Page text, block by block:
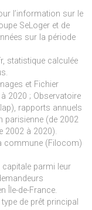
l’information sur le
SeLoger et de
sur la période
statistique calculée
et Fichier
2020 ; Observatoire
rapports annuels
parisienne (de 2002
2002 à 2020).
commune (Filocom)
capitale parmi leur
Île-de-France.
de prêt principal